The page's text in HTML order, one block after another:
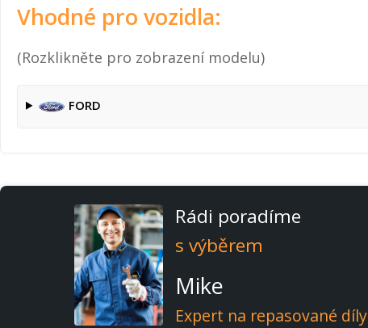
Vhodné pro vozidla:
(Rozklikněte pro zobrazení modelu)
FORD
Rádi poradíme
s výběrem
Mike
Expert na repasované díly